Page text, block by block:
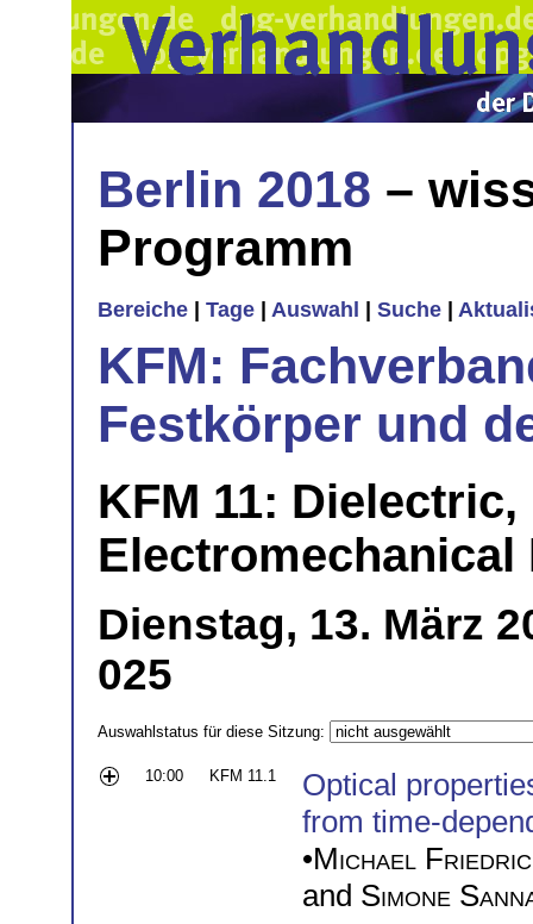
Berlin 2018 –
Programm
Bereiche Tage Auswahl Suche
KFM:
Festkörper und
KFM 11:
Electromechanical
Dienstag, 13. März
025
Auswahlstatus für diese Sitzung:
10:00 KFM 11.1
Optical
from time-
•Michael
and Simone